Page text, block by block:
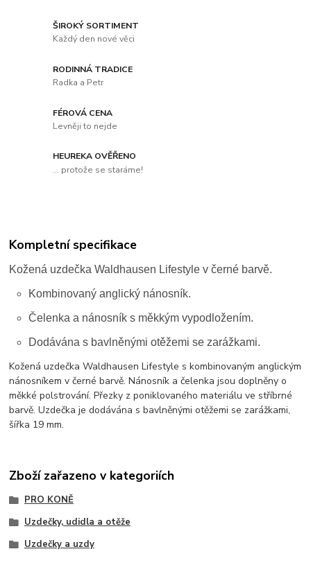
ŠIROKÝ SORTIMENT
Každý den nové věci
RODINNÁ TRADICE
Radka a Petr
FÉROVÁ CENA
Levněji to nejde
HEUREKA OVĚŘENO
... protože se staráme!
Kompletní specifikace
Kožená uzdečka Waldhausen Lifestyle v černé barvě.
Kombinovaný anglický nánosník.
Čelenka a nánosník s měkkým vypodložením.
Dodávána s bavlněnými otěžemi se zarážkami.
Kožená uzdečka Waldhausen Lifestyle s kombinovaným anglickým
nánosníkem v černé barvě. Nánosník a čelenka jsou doplněny o
měkké polstrování. Přezky z poniklovaného materiálu ve stříbrné
barvě. Uzdečka je dodávána s bavlněnými otěžemi se zarážkami,
šířka 19 mm.
Zboží zařazeno v kategoriích
PRO KONĚ
Uzdečky, udidla a otěže
Uzdečky a uzdy